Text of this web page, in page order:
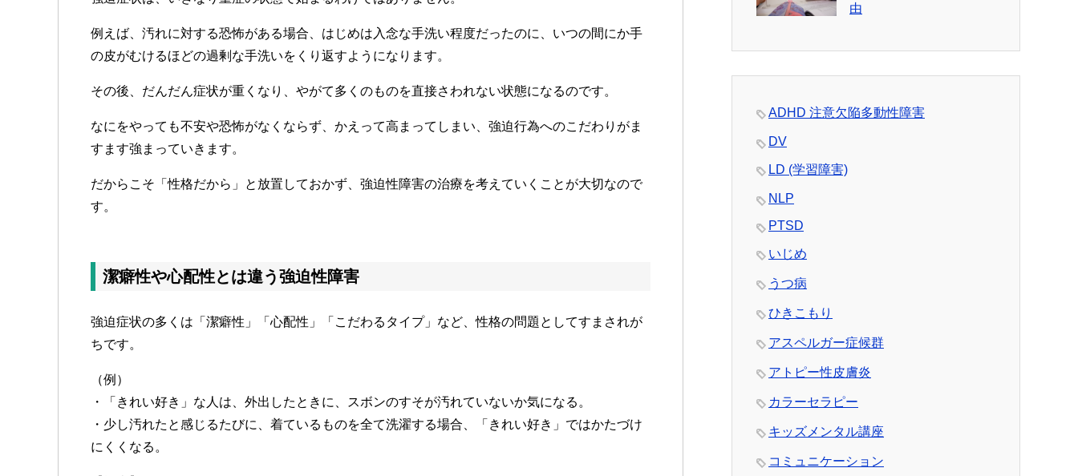
例えば、汚れに対する恐怖がある場合、はじめは入念な手洗い程度だったのに、いつの間にか手
の皮がむけるほどの過剰な手洗いをくり返すようになります。
その後、だんだん症状が重くなり、やがて多くのものを直接さわれない状態になるのです。
なにをやっても不安や恐怖がなくならず、かえって高まってしまい、強迫行為へのこだわりがま
すます強まっていきます。
だからこそ「性格だから」と放置しておかず、強迫性障害の治療を考えていくことが大切なので
す。
潔癖性や心配性とは違う強迫性障害
強迫症状の多くは「潔癖性」「心配性」「こだわるタイプ」など、性格の問題としてすまされが
ちです。
（例）
・「きれい好き」な人は、外出したときに、スボンのすそが汚れていないか気になる。
・少し汚れたと感じるたびに、着ているものを全て洗濯する場合、「きれい好き」ではかたづけ
にくくなる。
由
ADHD 注意欠陥多動性障害
DV
LD (学習障害)
NLP
PTSD
いじめ
うつ病
ひきこもり
アスペルガー症候群
アトピー性皮膚炎
カラーセラピー
キッズメンタル講座
コミュニケーション